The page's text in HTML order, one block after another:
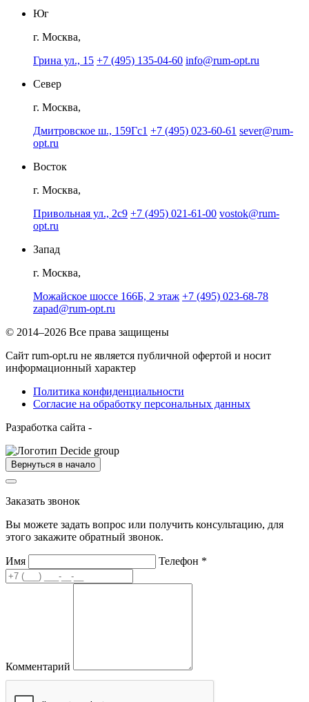
Юг
г. Москва,
Грина ул., 15 +7 (495) 135-04-60 info@rum-opt.ru
Север
г. Москва,
Дмитровское ш., 159Гс1 +7 (495) 023-60-61 sever@rum-
opt.ru
Восток
г. Москва,
Привольная ул., 2с9 +7 (495) 021-61-00 vostok@rum-
opt.ru
Запад
г. Москва,
Можайское шоссе 166Б, 2 этаж +7 (495) 023-68-78
zapad@rum-opt.ru
© 2014–2026 Все права защищены
Сайт rum-opt.ru не является публичной офертой и носит
информационный характер
Политика конфиденциальности
Согласие на обработку персональных данных
Разработка сайта -
Вернуться в начало
Заказать звонок
Вы можете задать вопрос или получить консультацию, для
этого закажите обратный звонок.
Имя Телефон *
Комментарий